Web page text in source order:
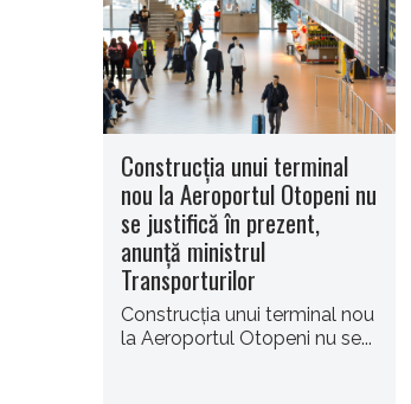
Construcţia unui terminal
nou la Aeroportul Otopeni nu
se justifică în prezent,
anunţă ministrul
Transporturilor
Construcţia unui terminal nou
la Aeroportul Otopeni nu se...